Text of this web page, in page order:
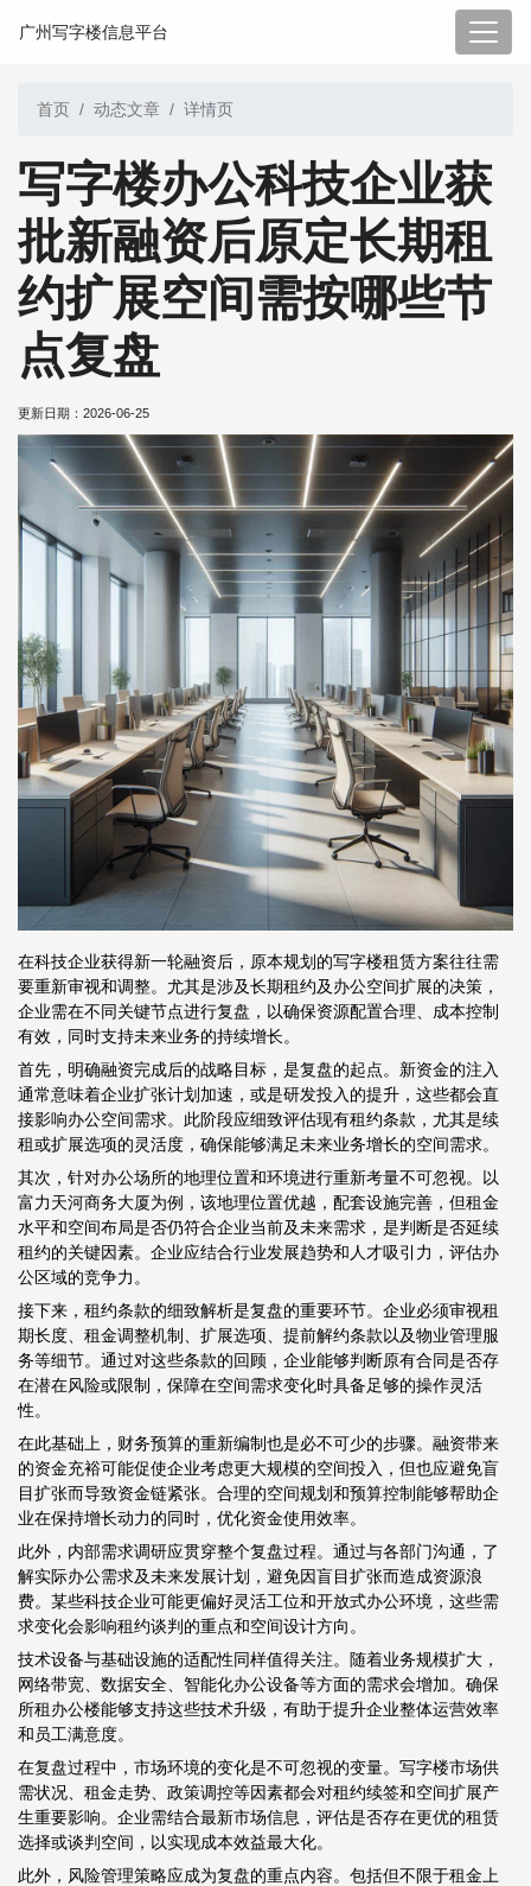
广州写字楼信息平台
首页 动态文章 详情页
写字楼办公科技企业获
批新融资后原定长期租
约扩展空间需按哪些节
点复盘
更新日期： 2026-06-25
在科技企业获得新一轮融资后，原本规划的写字楼租赁方案往往需
要重新审视和调整。尤其是涉及长期租约及办公空间扩展的决策，
企业需在不同关键节点进行复盘，以确保资源配置合理、成本控制
有效，同时支持未来业务的持续增长。
首先，明确融资完成后的战略目标，是复盘的起点。新资金的注入
通常意味着企业扩张计划加速，或是研发投入的提升，这些都会直
接影响办公空间需求。此阶段应细致评估现有租约条款，尤其是续
租或扩展选项的灵活度，确保能够满足未来业务增长的空间需求。
其次，针对办公场所的地理位置和环境进行重新考量不可忽视。以
富力天河商务大厦为例，该地理位置优越，配套设施完善，但租金
水平和空间布局是否仍符合企业当前及未来需求，是判断是否延续
租约的关键因素。企业应结合行业发展趋势和人才吸引力，评估办
公区域的竞争力。
接下来，租约条款的细致解析是复盘的重要环节。企业必须审视租
期长度、租金调整机制、扩展选项、提前解约条款以及物业管理服
务等细节。通过对这些条款的回顾，企业能够判断原有合同是否存
在潜在风险或限制，保障在空间需求变化时具备足够的操作灵活
性。
在此基础上，财务预算的重新编制也是必不可少的步骤。融资带来
的资金充裕可能促使企业考虑更大规模的空间投入，但也应避免盲
目扩张而导致资金链紧张。合理的空间规划和预算控制能够帮助企
业在保持增长动力的同时，优化资金使用效率。
此外，内部需求调研应贯穿整个复盘过程。通过与各部门沟通，了
解实际办公需求及未来发展计划，避免因盲目扩张而造成资源浪
费。某些科技企业可能更偏好灵活工位和开放式办公环境，这些需
求变化会影响租约谈判的重点和空间设计方向。
技术设备与基础设施的适配性同样值得关注。随着业务规模扩大，
网络带宽、数据安全、智能化办公设备等方面的需求会增加。确保
所租办公楼能够支持这些技术升级，有助于提升企业整体运营效率
和员工满意度。
在复盘过程中，市场环境的变化是不可忽视的变量。写字楼市场供
需状况、租金走势、政策调控等因素都会对租约续签和空间扩展产
生重要影响。企业需结合最新市场信息，评估是否存在更优的租赁
选择或谈判空间，以实现成本效益最大化。
此外，风险管理策略应成为复盘的重点内容。包括但不限于租金上